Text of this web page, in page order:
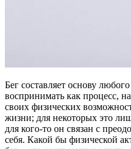
Бег составляет основу
воспринимать как процесс,
своих физических
жизни; для некоторых это
для кого-то он связан с
себя. Какой бы физической